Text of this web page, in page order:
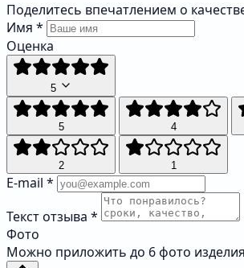
Поделитесь впечатлением о
Имя *
Оценка
5
5 4
2 1
E-mail *
Текст отзыва *
Фото
Можно приложить до 6 фото